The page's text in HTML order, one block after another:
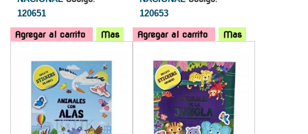
120651
Agregar al carrito Mas
120653
Agregar al carrito
Mas